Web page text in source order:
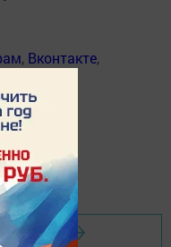
, Вконтакте,